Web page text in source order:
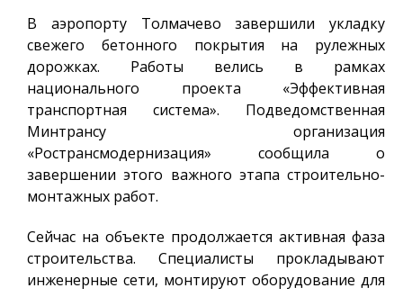
В аэропорту Толмачево завершили укладку
свежего бетонного покрытия на рулежных
дорожках. Работы велись в рамках
национального проекта «Эффективная
транспортная система». Подведомственная
Минтрансу организация
«Ространсмодернизация» сообщила о
завершении этого важного этапа строительно-
монтажных работ.
Сейчас на объекте продолжается активная фаза
строительства. Специалисты прокладывают
инженерные сети, монтируют оборудование для